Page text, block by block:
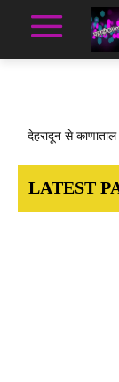
देहरादून से
LATEST